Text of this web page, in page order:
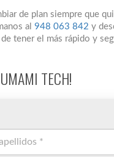
de plan siempre que
al 948 063 842 y
tener el más rápido y
TECH!